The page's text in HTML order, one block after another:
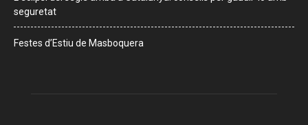
seguretat
Festes d’Estiu de Masboquera